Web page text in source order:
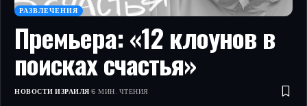
РАЗВЛЕЧЕНИЯ
Премьера: «12 клоунов в
поисках счастья»
НОВОСТИ ИЗРАИЛЯ 6 МИН. ЧТЕНИЯ